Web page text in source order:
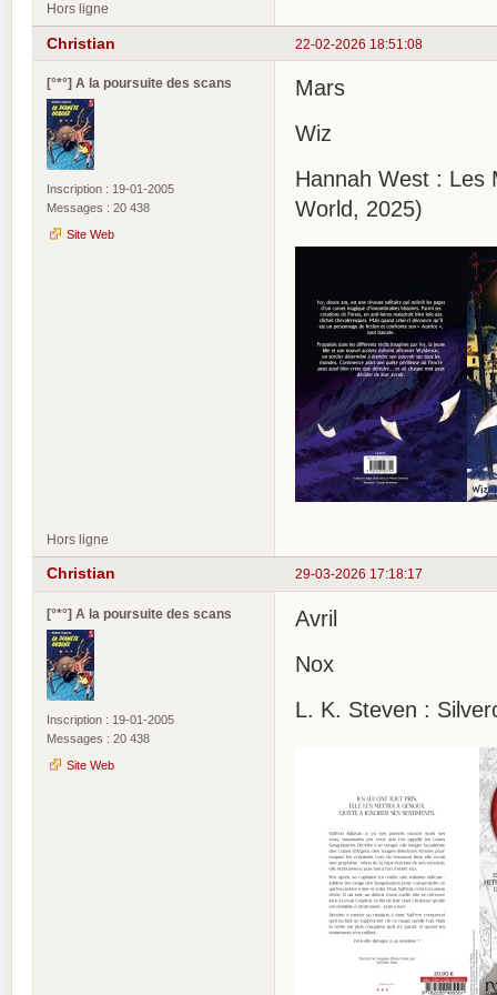
Hors ligne
22-02-2026 18:51:08
Christian
[°*°] A la poursuite des scans
Inscription : 19-01-2005
Messages : 20 438
Site Web
Mars
Wiz
Hannah West : Les
World, 2025)
Hors ligne
29-03-2026 17:18:17
Christian
[°*°] A la poursuite des scans
Inscription : 19-01-2005
Messages : 20 438
Site Web
Avril
Nox
L. K. Steven :